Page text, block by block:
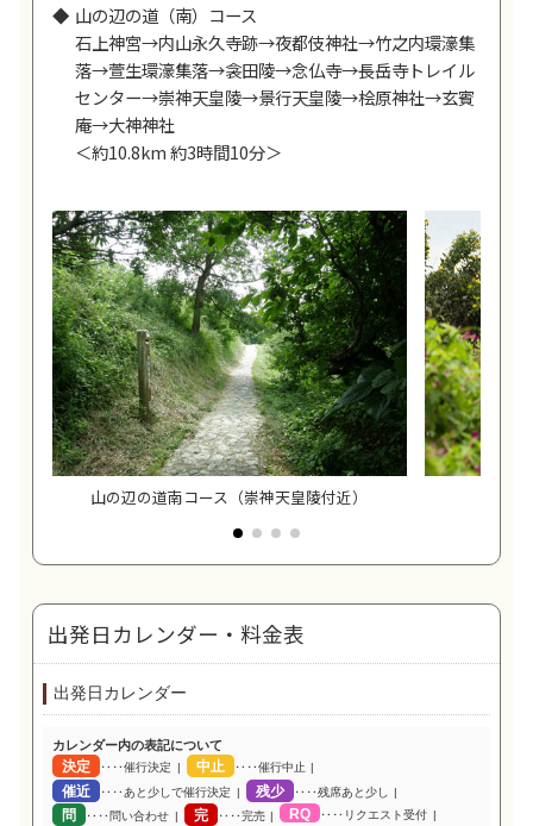
山の辺の道（南）コース
石上神宮→内山永久寺跡→夜都伎神社→竹之内環濠集
落→萱生環濠集落→衾田陵→念仏寺→長岳寺トレイル
センター→崇神天皇陵→景行天皇陵→桧原神社→玄賓
庵→大神神社
＜約10.8km 約3時間10分＞
山の辺の道南コース（崇神天皇陵付近）
出発日カレンダー・料金表
出発日カレンダー
カレンダー内の表記について
決定 ‥‥催行決定 中止 ‥‥催行中止
催近 ‥‥あと少しで催行決定 残少 ‥‥残席あと少し
問 ‥‥問い合わせ 完 ‥‥完売 RQ ‥‥リクエスト受付